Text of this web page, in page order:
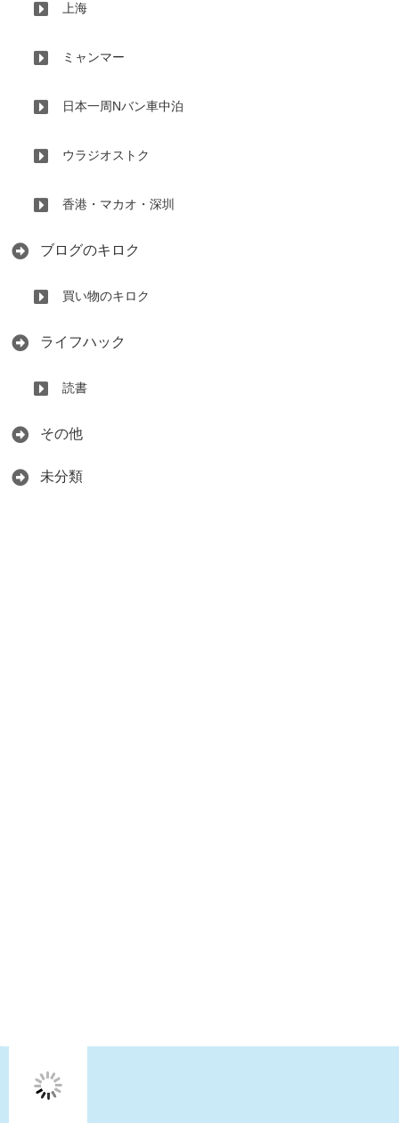
上海
ミャンマー
日本一周Nバン車中泊
ウラジオストク
香港・マカオ・深圳
ブログのキロク
買い物のキロク
ライフハック
読書
その他
未分類